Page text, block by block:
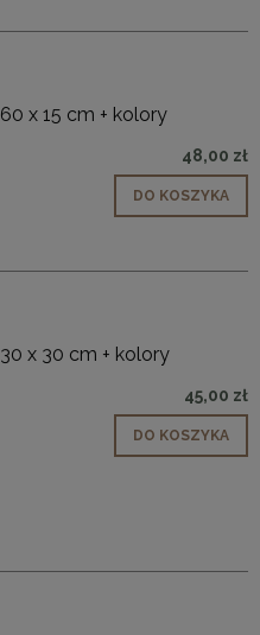
x 15 cm + kolory
48,00 zł
DO KOSZYKA
x 30 cm + kolory
45,00 zł
DO KOSZYKA